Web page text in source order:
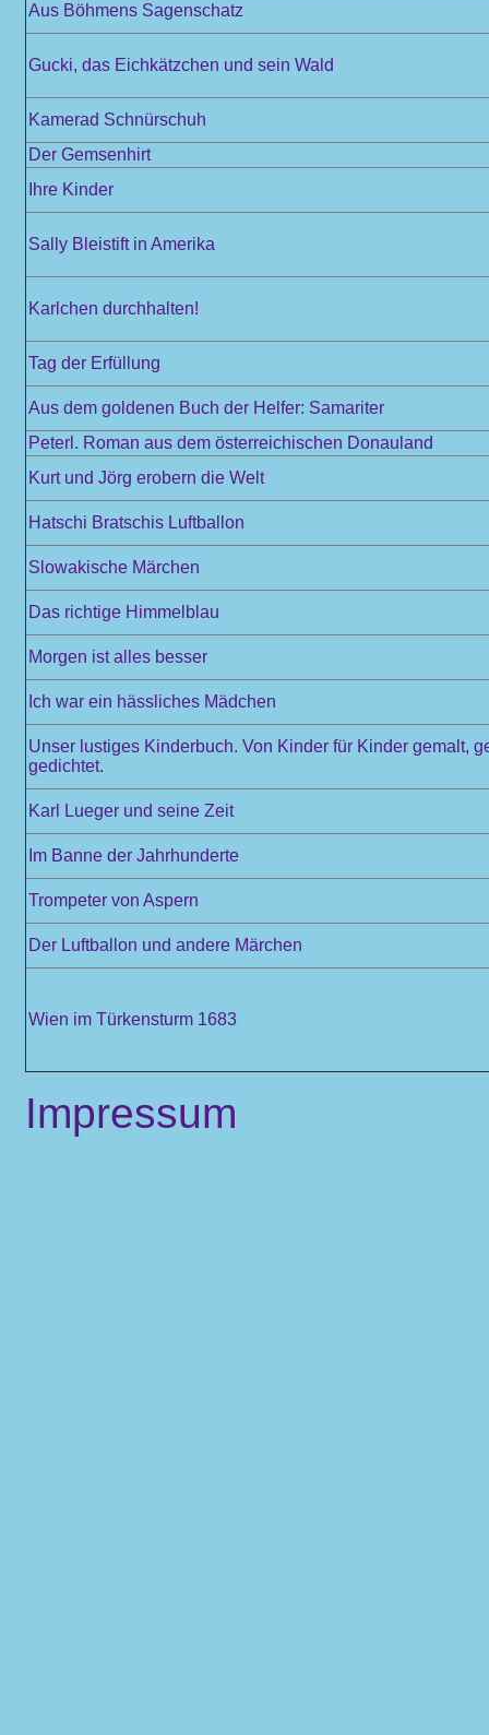
Aus Böhmens Sagenschatz
Gucki, das Eichkätzchen und sein Wald
Kamerad Schnürschuh
Der Gemsenhirt
Ihre Kinder
Sally Bleistift in Amerika
Karlchen durchhalten!
Tag der Erfüllung
Aus dem goldenen Buch der Helfer: Samariter
Peterl. Roman aus dem österreichischen Donauland
Kurt und Jörg erobern die Welt
Hatschi Bratschis Luftballon
Slowakische Märchen
Das richtige Himmelblau
Morgen ist alles besser
Ich war ein hässliches Mädchen
Unser lustiges Kinderbuch. Von Kinder für Kinder gemalt,
gedichtet.
Karl Lueger und seine Zeit
Im Banne der Jahrhunderte
Trompeter von Aspern
Der Luftballon und andere Märchen
Wien im Türkensturm 1683
Impressum